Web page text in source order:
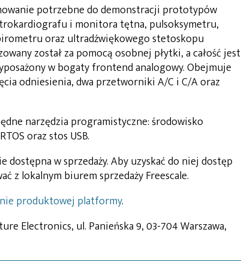
potrzebne do demonstracji prototypów
i monitora tętna, pulsoksymetru,
oraz ultradźwiękowego stetoskopu
został za pomocą osobnej płytki, a całość jest
w bogaty frontend analogowy. Obejmuje
odniesienia, dwa przetworniki A/C i C/A oraz
narzędzia programistyczne: środowisko
oraz stos USB.
w sprzedaży. Aby uzyskać do niej dostęp
z lokalnym biurem sprzedaży Freescale.
produktowej platformy.
Electronics, ul. Panieńska 9, 03-704 Warszawa,